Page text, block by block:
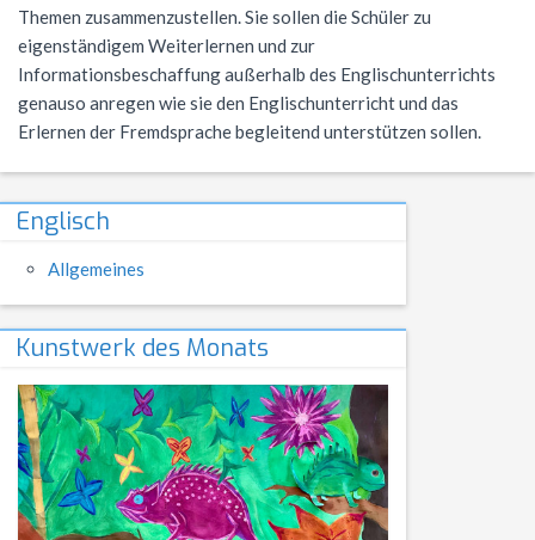
Außerunterrichtliches
Kursstufe
Nützliche Adressen
Italien-Austausch
Leitgedanken
Wettbewerbe
Verschiedenes
Musik
NWT
Physik
Sport
Jugend trainiert für Olympia
Sportbrief
Wirtschaft
Impressum
Themen zusammenzustellen. Sie sollen die Schüler zu
eigenständigem Weiterlernen und zur
Informationsbeschaffung außerhalb des Englischunterrichts
genauso anregen wie sie den Englischunterricht und das
Erlernen der Fremdsprache begleitend unterstützen sollen.
Englisch
Allgemeines
Kunstwerk des Monats